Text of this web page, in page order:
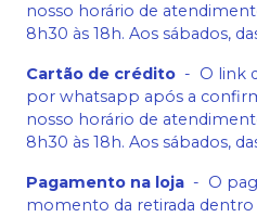
nosso horário de
8h30 às 18h. Aos sábados,
Cartão de crédito - O link
por whatsapp após a
nosso horário de
8h30 às 18h. Aos sábados,
Pagamento na loja - O
momento da retirada